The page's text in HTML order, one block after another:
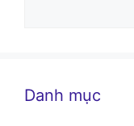
Danh mục